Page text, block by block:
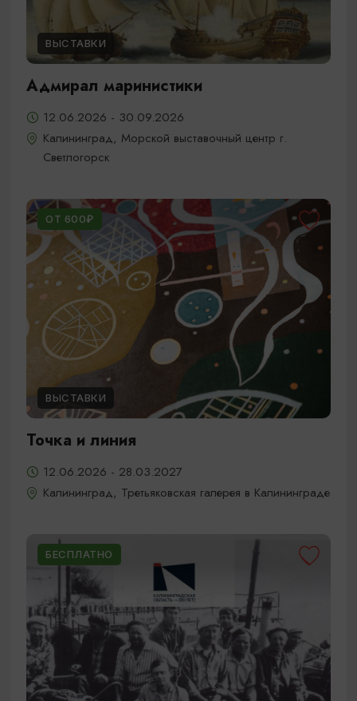
ВЫСТАВКИ
Адмирал маринистики
12.06.2026 - 30.09.2026
Калининград, Морской выставочный центр г.
Светлогорск
ОТ 600₽
ВЫСТАВКИ
Точка и линия
12.06.2026 - 28.03.2027
Калининград, Третьяковская галерея в Калининграде
БЕСПЛАТНО